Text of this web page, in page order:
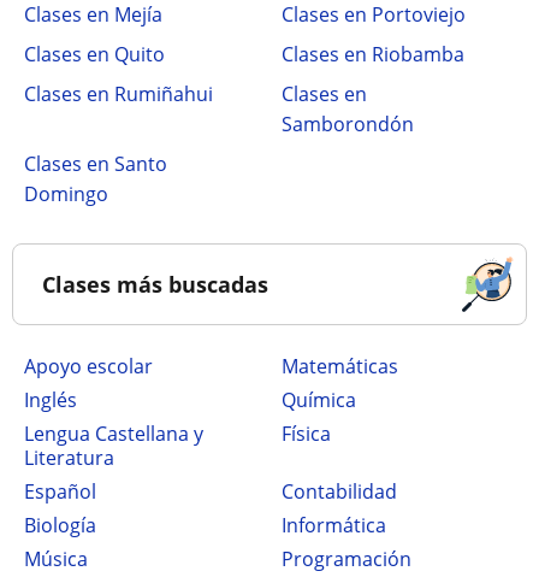
Clases en Mejía
Clases en Portoviejo
Clases en Quito
Clases en Riobamba
Clases en Rumiñahui
Clases en
Samborondón
Clases en Santo
Domingo
Clases más buscadas
Apoyo escolar
Matemáticas
Inglés
Química
Lengua Castellana y
Literatura
Física
Español
Contabilidad
Biología
Informática
Música
Programación